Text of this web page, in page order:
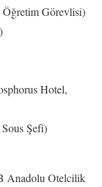
Görevlisi)
Hotel,
Şefi)
Anadolu Otelcilik